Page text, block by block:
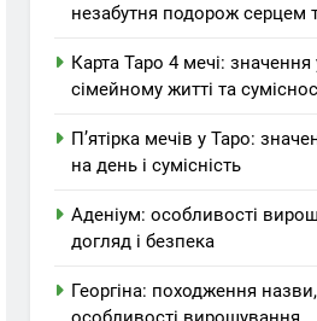
незабутня подорож серцем
Карта Таро 4 мечі: значення
сімейному житті та
П’ятірка мечів у Таро:
на день і сумісність
Аденіум: особливості
догляд і безпека
Георгіна: походження назви,